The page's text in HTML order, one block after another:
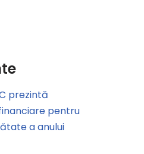
prezintă
pentru
a anului